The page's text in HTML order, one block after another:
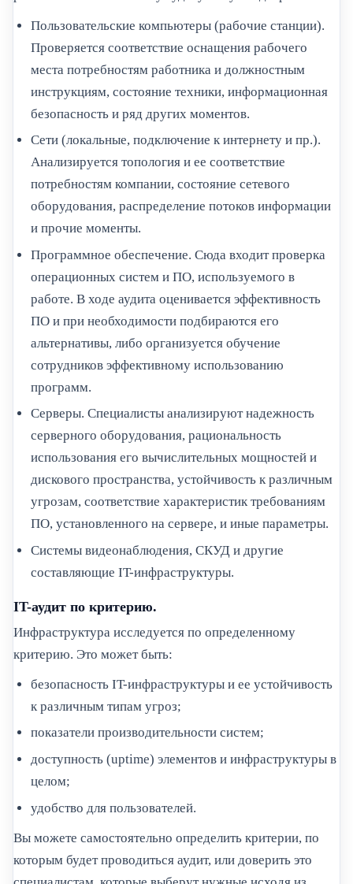
Пользовательские компьютеры (рабочие станции).
Проверяется соответствие оснащения рабочего
места потребностям работника и должностным
инструкциям, состояние техники, информационная
безопасность и ряд других моментов.
Сети (локальные, подключение к интернету и пр.).
Анализируется топология и ее соответствие
потребностям компании, состояние сетевого
оборудования, распределение потоков информации
и прочие моменты.
Программное обеспечение. Сюда входит проверка
операционных систем и ПО, используемого в
работе. В ходе аудита оценивается эффективность
ПО и при необходимости подбираются его
альтернативы, либо организуется обучение
сотрудников эффективному использованию
программ.
Серверы. Специалисты анализируют надежность
серверного оборудования, рациональность
использования его вычислительных мощностей и
дискового пространства, устойчивость к различным
угрозам, соответствие характеристик требованиям
ПО, установленного на сервере, и иные параметры.
Системы видеонаблюдения, СКУД и другие
составляющие IT-инфраструктуры.
IT-аудит по критерию.
Инфраструктура исследуется по определенному
критерию. Это может быть:
безопасность IT-инфраструктуры и ее устойчивость
к различным типам угроз;
показатели производительности систем;
доступность (uptime) элементов и инфраструктуры в
целом;
удобство для пользователей.
Вы можете самостоятельно определить критерии, по
которым будет проводиться аудит, или доверить это